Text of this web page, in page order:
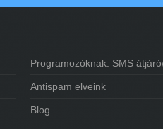
Programozóknak: SMS
Antispam elveink
Blog